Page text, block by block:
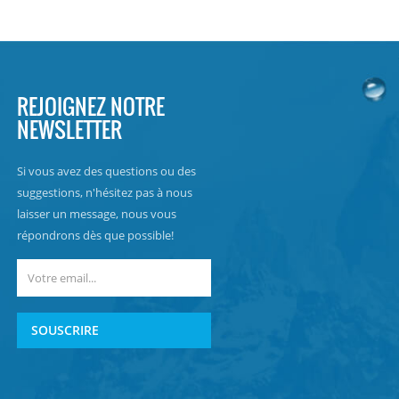
REJOIGNEZ NOTRE
NEWSLETTER
Si vous avez des questions ou des
suggestions, n'hésitez pas à nous
laisser un message, nous vous
répondrons dès que possible!
SOUSCRIRE